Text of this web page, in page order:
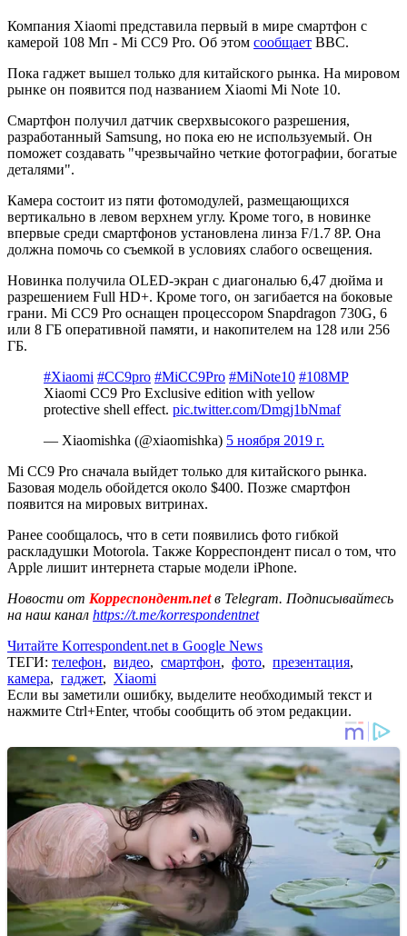
Компания Xiaomi представила первый в мире смартфон с
камерой 108 Мп - Mi CC9 Pro. Об этом сообщает ВВС.
Пока гаджет вышел только для китайского рынка. На мировом
рынке он появится под названием Xiaomi Mi Note 10.
Смартфон получил датчик сверхвысокого разрешения,
разработанный Samsung, но пока ею не используемый. Он
поможет создавать "чрезвычайно четкие фотографии, богатые
деталями".
Камера состоит из пяти фотомодулей, размещающихся
вертикально в левом верхнем углу. Кроме того, в новинке
впервые среди смартфонов установлена линза F/1.7 8P. Она
должна помочь со съемкой в условиях слабого освещения.
Новинка получила OLED-экран с диагональю 6,47 дюйма и
разрешением Full HD+. Кроме того, он загибается на боковые
грани. Mi CC9 Pro оснащен процессором Snapdragon 730G, 6
или 8 ГБ оперативной памяти, и накопителем на 128 или 256
ГБ.
#Xiaomi #CC9pro #MiCC9Pro #MiNote10 #108MP
Xiaomi CC9 Pro Exclusive edition with yellow
protective shell effect. pic.twitter.com/Dmgj1bNmaf
— Xiaomishka (@xiaomishka) 5 ноября 2019 г.
Mi CC9 Pro сначала выйдет только для китайского рынка.
Базовая модель обойдется около $400. Позже смартфон
появится на мировых витринах.
Ранее сообщалось, что в сети появились фото гибкой
раскладушки Motorola. Также Корреспондент писал о том, что
Apple лишит интернета старые модели iPhone.
Новости от Корреспондент.netв Telegram. Подписывайтесь
на наш канал https://t.me/korrespondentnet
Читайте Korrespondent.net в Google News
ТЕГИ: телефон, видео, смартфон, фото, презентация,
камера, гаджет, Xiaomi
Если вы заметили ошибку, выделите необходимый текст и
нажмите Ctrl+Enter, чтобы сообщить об этом редакции.